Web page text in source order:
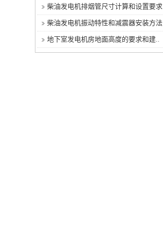
柴油发电机排烟管尺寸计算和设置要求
柴油发电机振动特性和减震器安装方法
地下室发电机房地面高度的要求和建..